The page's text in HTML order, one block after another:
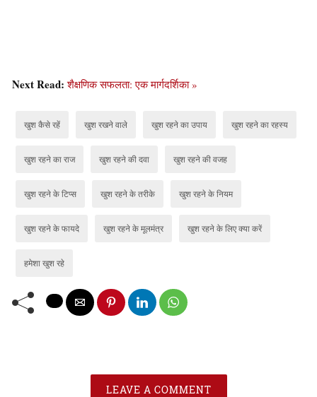
Next Read:शैक्षणिक सफलता: एक मार्गदर्शिका »
खुश कैसे रहें खुश रखने वाले खुश रहने का उपाय खुश रहने का रहस्य
खुश रहने का राज खुश रहने की दवा खुश रहने की वजह
खुश रहने के टिप्स खुश रहने के तरीके खुश रहने के नियम
खुश रहने के फायदे खुश रहने के मूलमंत्र खुश रहने के लिए क्या करें
हमेशा खुश रहे
LEAVE A COMMENT